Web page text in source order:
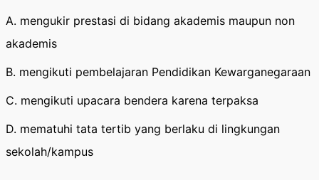
A. mengukir prestasi di bidang akademis maupun non
akademis
B. mengikuti pembelajaran Pendidikan Kewarganegaraan
C. mengikuti upacara bendera karena terpaksa
D. mematuhi tata tertib yang berlaku di lingkungan
sekolah/kampus